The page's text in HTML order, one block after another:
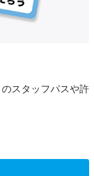
スタッフパスや許